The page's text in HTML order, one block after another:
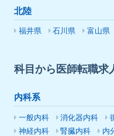
北陸
福井県 石川県 富山県
科目から医師転職求
内科系
一般内科 消化器内科
神経内科
腎臓内科 内